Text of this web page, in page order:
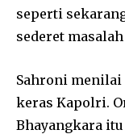
seperti
sederet
Sahroni
keras Kapolri.
Bhayangkara